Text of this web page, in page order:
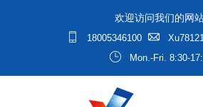
欢迎访问我们的网
18005346100
Mon.-Fri. 8:30-